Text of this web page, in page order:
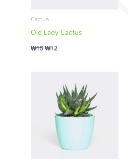
Cactus
Old Lady Cactus
₩15₩12